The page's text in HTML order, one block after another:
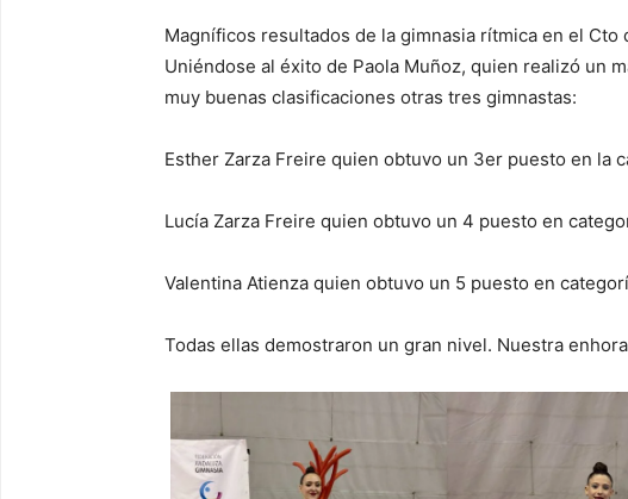
Magníficos resultados de la gimnasia rítmica en el Cto
Uniéndose al éxito de Paola Muñoz, quien realizó un
muy buenas clasificaciones otras tres gimnastas:
Esther Zarza Freire quien obtuvo un 3er puesto en la
Lucía Zarza Freire quien obtuvo un 4 puesto en
Valentina Atienza quien obtuvo un 5 puesto en
Todas ellas demostraron un gran nivel. Nuestra